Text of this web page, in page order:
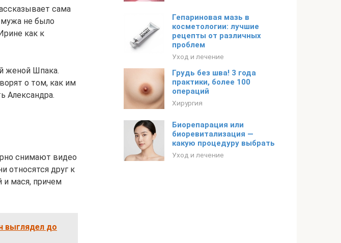
сама
мужа не было
как к
женой Шпака.
о том, как им
Александра.
снимают видео
относятся друг к
и мася, причем
выглядел до
Гепариновая мазь в
косметологии: лучшие
рецепты от различных
проблем
Уход и лечение
Грудь без шва! 3 года
практики, более 100
операций
Хирургия
Биорепарация или
биоревитализация —
какую процедуру выбрать
Уход и лечение